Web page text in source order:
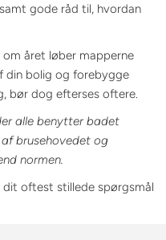
gode råd til, hvordan
året løber mapperne
din bolig og forebygge
bør dog efterses oftere.
alle benytter badet
brusehovedet og
normen.
dit oftest stillede spørgsmål